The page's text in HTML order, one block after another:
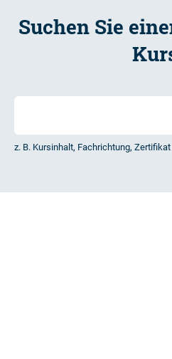
Suchen Sie
z. B. Kursinhalt, Fachrichtung,